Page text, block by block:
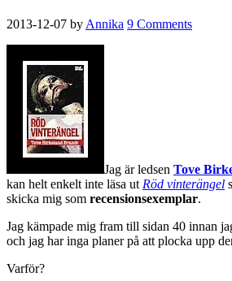
2013-12-07 by Annika 9 Comments
Jag är ledsen Tove
kan helt enkelt inte läsa ut Röd vinterängel
skicka mig som recensionsexemplar.
Jag kämpade mig fram till sidan 40 innan
och jag har inga planer på att plocka upp
Varför?